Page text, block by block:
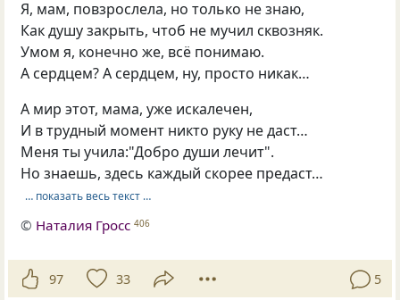
Я, мам, повзрослела, но только не знаю,
Как душу закрыть, чтоб не мучил сквозняк.
Умом я, конечно же, всё понимаю.
А сердцем? А сердцем, ну, просто никак…
А мир этот, мама, уже искалечен,
И в трудный момент никто руку не даст…
Меня ты учила:"Добро души лечит".
Но знаешь, здесь каждый скорее предаст…
… показать весь текст …
© Наталия Гросс 406
97 33 5